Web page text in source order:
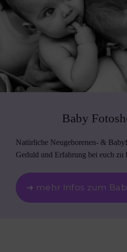
Baby
Natürliche Neugeborenen- &
Geduld und Erfahrung bei euch zu
➜ mehr Infos zum